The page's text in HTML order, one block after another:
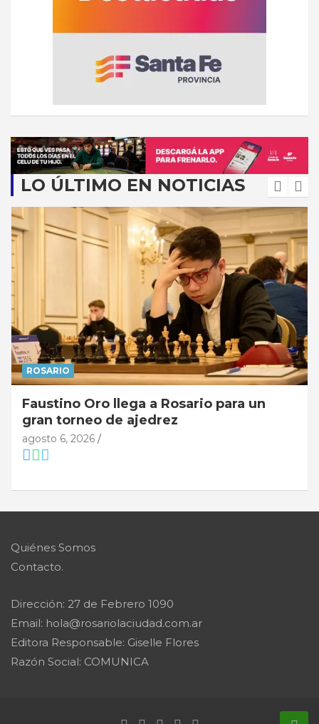
LO ÚLTIMO EN NOTICIAS
ROSARIO
Faustino Oro llega a Rosario para un
gran torneo de ajedrez
agosto 6, 2026
Quiénes Somos
Contacto.
Dirección: 27 de Febrero 1090
Email: hola@rosariolaciudad.com.ar
Editora Responsable: Giselle Flores
Razón Social: COMUNICA